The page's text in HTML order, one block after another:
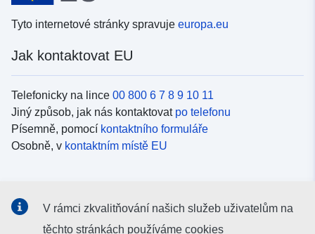
Tyto internetové stránky spravuje europa.eu
Jak kontaktovat EU
Telefonicky na lince 00 800 6 7 8 9 10 11
Jiný způsob, jak nás kontaktovat po telefonu
Písemně, pomocí kontaktního formuláře
Osobně, v kontaktním místě EU
Vyhledávání informačních kanálů EU vsociálních médiích
V rámci zkvalitňování našich služeb uživatelům na
těchto stránkách používáme cookies